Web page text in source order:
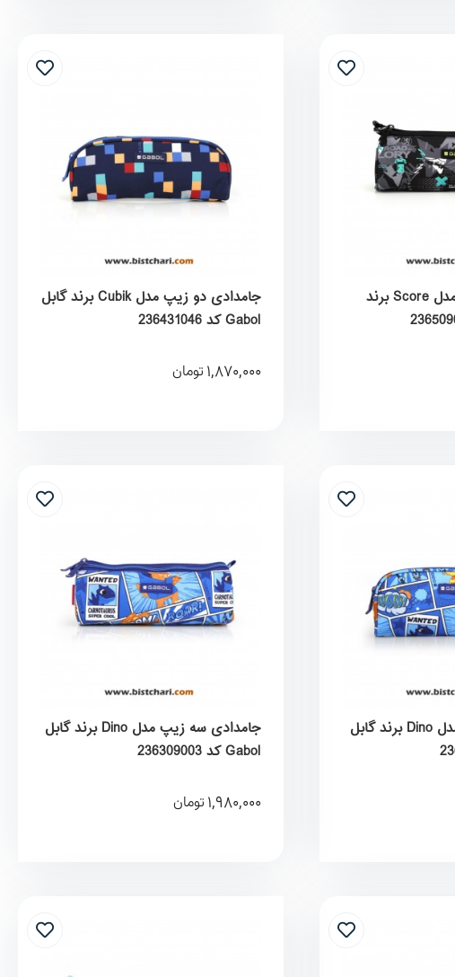
جامدادی سه زیپ مدل Score برند
جامدادی دو زیپ مدل Cubik برند گابل
Gabol کد 236431046
1,870,000 تومان
جامدادی دو زیپ مدل Dino برند گابل
جامدادی سه زیپ مدل Dino برند گابل
Gabol کد 236309003
1,980,000 تومان